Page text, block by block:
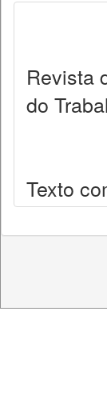
Revista
do
Texto